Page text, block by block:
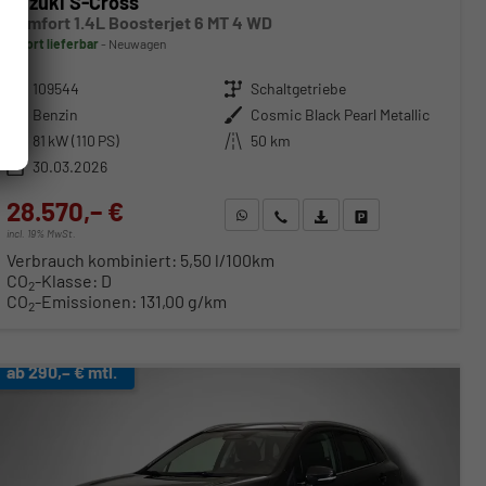
Comfort 1.4L Boosterjet 6 MT 4 WD
sofort lieferbar Neuwagen
109544 Getriebe Schaltgetriebe
Benzin Außenfarbe Cosmic Black Pearl Metallic
81 kW (110 PS) Kilometerstand 50 km
30.03.2026
28.570,– €
incl. 19% MwSt.
WhatsApp anfragen
Wir rufen Sie anFahrzeugexposé (PDF)
Fahrzeug parken
Verbrauch kombiniert: 5,50 l/100km
CO2-Klasse: D
CO2-Emissionen: 131,00 g/km
ab 290,– € mtl.